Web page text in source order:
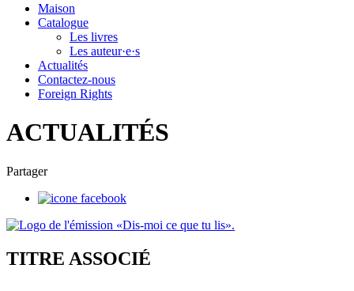
Maison
Catalogue
Les livres
Les auteur·e·s
Actualités
Contactez-nous
Foreign Rights
ACTUALITÉS
Partager
TITRE ASSOCIÉ